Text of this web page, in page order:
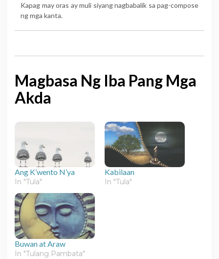
Kapag may oras ay muli siyang nagbabalik sa pag-compose
ng mga kanta.
Magbasa Ng Iba Pang Mga
Akda
Ang K’wento N’ya
In "Tula"
Kabilaan
In "Tula"
Buwan at Araw
In "Tulang Pambata"